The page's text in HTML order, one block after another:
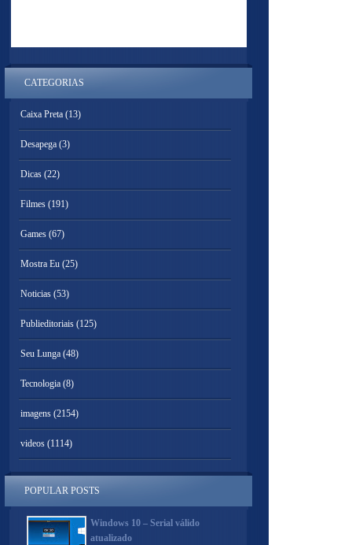
CATEGORIAS
Caixa Preta (13)
Desapega (3)
Dicas (22)
Filmes (191)
Games (67)
Mostra Eu (25)
Noticias (53)
Publieditoriais (125)
Seu Lunga (48)
Tecnologia (8)
imagens (2154)
videos (1114)
POPULAR POSTS
Windows 10 – Serial válido
atualizado